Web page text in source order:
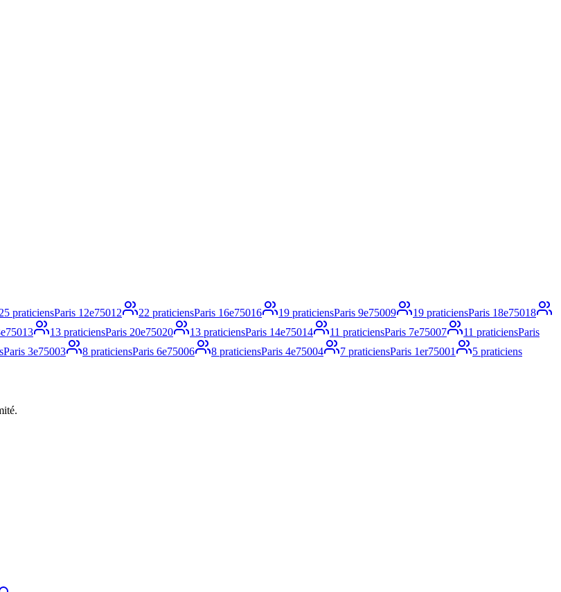
25 praticiensParis 12e75012 22 praticiensParis 16e75016 19 praticiensParis 9e75009 19 praticiensParis 18e75018
75013 13 praticiensParis 20e75020 13 praticiensParis 14e75014 11 praticiensParis 7e75007 11 praticiensParis
Paris 3e75003 8 praticiensParis 6e75006 8 praticiensParis 4e75004 7 praticiensParis 1er75001 5 praticiens